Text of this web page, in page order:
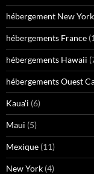
hébergement New York
hébergements France
hébergements Hawaii
hébergements Ouest
Kaua'i (6)
Maui (5)
Mexique (11)
New York (4)